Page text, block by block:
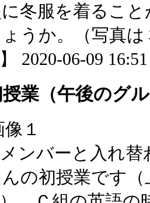
冬服を着るこ
うか。（写真
2020-06-09
授業（午後のグ
ンバーと入れ替
の初授業です